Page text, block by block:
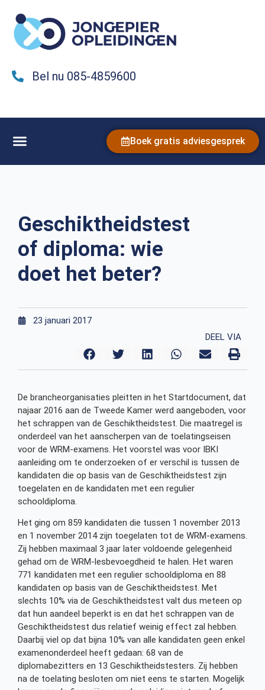
Bel nu 085-4859600
Boek gratis adviesgesprek
Geschiktheidstest
of diploma: wie
doet het beter?
23 januari 2017
DEEL VIA
De brancheorganisaties pleitten in het Startdocument, dat
najaar 2016 aan de Tweede Kamer werd aangeboden, voor
het schrappen van de Geschiktheidstest. Die maatregel is
onderdeel van het aanscherpen van de toelatingseisen
voor de WRM-examens. Het voorstel was voor IBKI
aanleiding om te onderzoeken of er verschil is tussen de
kandidaten die op basis van de Geschiktheidstest zijn
toegelaten en de kandidaten met een regulier
schooldiploma.
Het ging om 859 kandidaten die tussen 1 november 2013
en 1 november 2014 zijn toegelaten tot de WRM-examens.
Zij hebben maximaal 3 jaar later voldoende gelegenheid
gehad om de WRM-lesbevoegdheid te halen. Het waren
771 kandidaten met een regulier schooldiploma en 88
kandidaten op basis van de Geschiktheidstest. Met
slechts 10% via de Geschiktheidstest valt dus meteen op
dat hun aandeel beperkt is en dat het schrappen van de
Geschiktheidstest dus relatief weinig effect zal hebben.
Daarbij viel op dat bijna 10% van alle kandidaten geen enkel
examenonderdeel heeft gedaan: 68 van de
diplomabezitters en 13 Geschiktheidstesters. Zij hebben
na de toelating besloten om niet eens te starten. Mogelijk